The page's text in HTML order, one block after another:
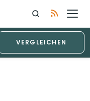
VERGLEICHEN